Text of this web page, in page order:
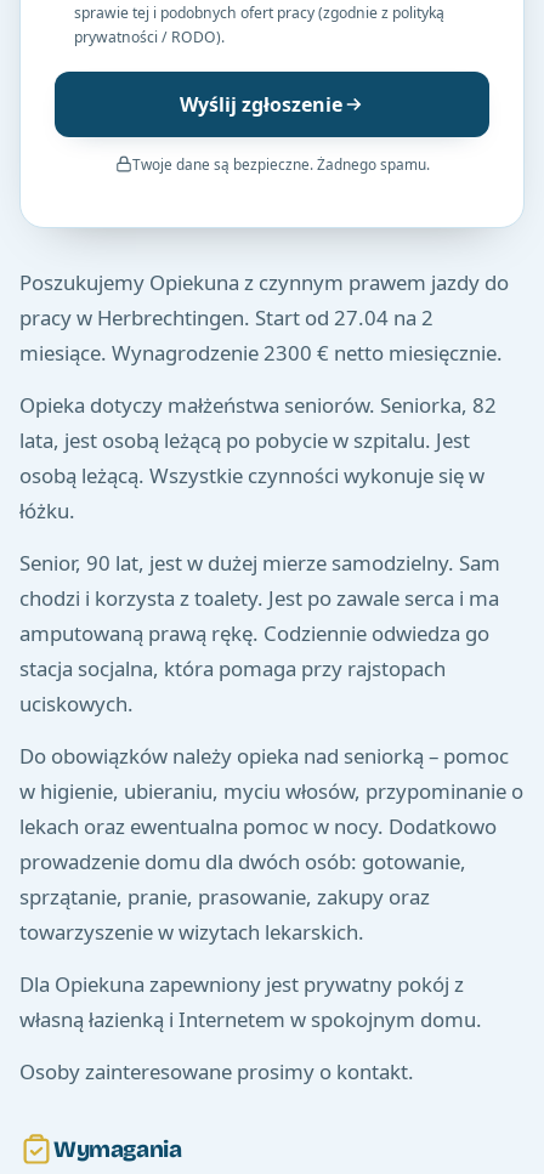
sprawie tej i podobnych ofert pracy (zgodnie z polityką
prywatności / RODO).
Wyślij zgłoszenie
Twoje dane są bezpieczne. Żadnego spamu.
Poszukujemy Opiekuna z czynnym prawem jazdy do
pracy w Herbrechtingen. Start od 27.04 na 2
miesiące. Wynagrodzenie 2300 € netto miesięcznie.
Opieka dotyczy małżeństwa seniorów. Seniorka, 82
lata, jest osobą leżącą po pobycie w szpitalu. Jest
osobą leżącą. Wszystkie czynności wykonuje się w
łóżku.
Senior, 90 lat, jest w dużej mierze samodzielny. Sam
chodzi i korzysta z toalety. Jest po zawale serca i ma
amputowaną prawą rękę. Codziennie odwiedza go
stacja socjalna, która pomaga przy rajstopach
uciskowych.
Do obowiązków należy opieka nad seniorką – pomoc
w higienie, ubieraniu, myciu włosów, przypominanie o
lekach oraz ewentualna pomoc w nocy. Dodatkowo
prowadzenie domu dla dwóch osób: gotowanie,
sprzątanie, pranie, prasowanie, zakupy oraz
towarzyszenie w wizytach lekarskich.
Dla Opiekuna zapewniony jest prywatny pokój z
własną łazienką i Internetem w spokojnym domu.
Osoby zainteresowane prosimy o kontakt.
Wymagania